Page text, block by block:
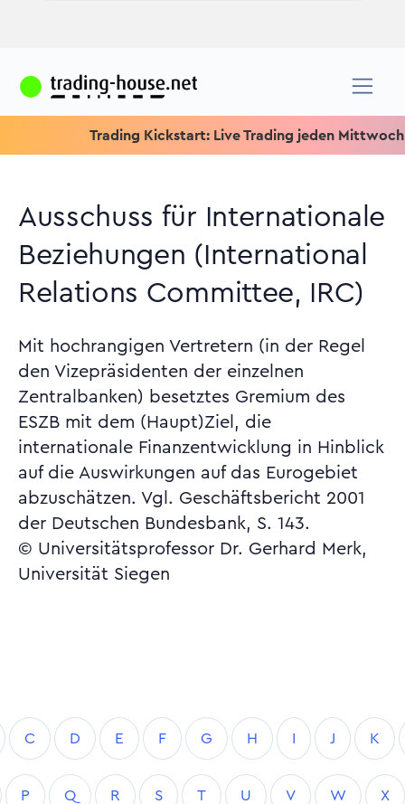
Trading Kickstart: Live Trading jeden Mittwoch um
Ausschuss für Internationale
Beziehungen (International
Relations Committee, IRC)
Mit hochrangigen Vertretern (in der Regel
den Vizepräsidenten der einzelnen
Zentralbanken) besetztes Gremium des
ESZB mit dem (Haupt)Ziel, die
internationale Finanzentwicklung in Hinblick
auf die Auswirkungen auf das Eurogebiet
abzuschätzen. Vgl. Geschäftsbericht 2001
der Deutschen Bundesbank, S. 143.
© Universitätsprofessor Dr. Gerhard Merk,
Universität Siegen
C D E F G H I J K
P Q R S T U V W X